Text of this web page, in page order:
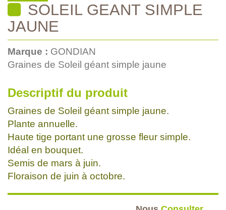
SOLEIL GEANT SIMPLE
JAUNE
Marque : GONDIAN
Graines de Soleil géant simple jaune
Descriptif du produit
Graines de Soleil géant simple jaune.
Plante annuelle.
Haute tige portant une grosse fleur simple.
Idéal en bouquet.
Semis de mars à juin.
Floraison de juin à octobre.